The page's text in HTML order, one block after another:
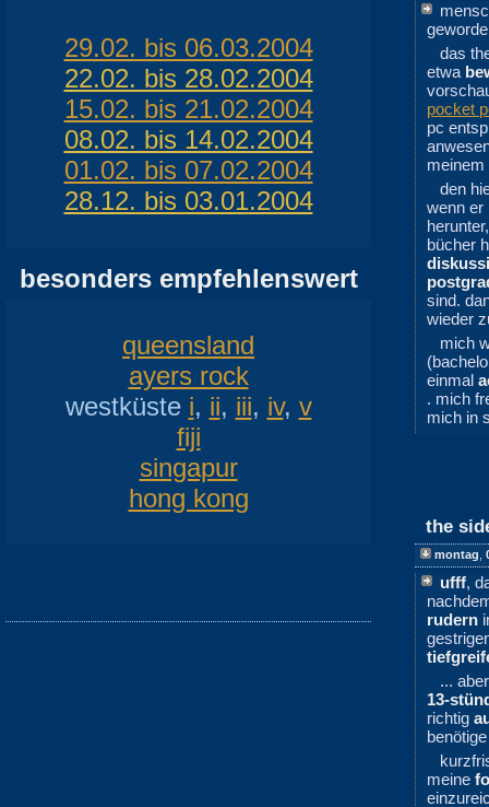
29.02. bis 06.03.2004
22.02. bis 28.02.2004
15.02. bis 21.02.2004
08.02. bis 14.02.2004
01.02. bis 07.02.2004
28.12. bis 03.01.2004
besonders empfehlenswert
queensland
ayers rock
westküste i, ii, iii, iv, v
fiji
singapur
hong kong
das
etwa
pocket
pc
den
wenn er
bücher
sind.
wieder
mich
einmal
. mich
mich in
the
montag
ufff,
rudern
...
13-
richtig
meine